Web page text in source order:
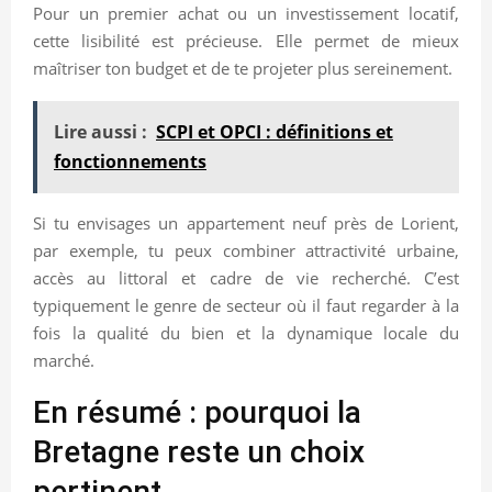
Pour un premier achat ou un investissement locatif,
cette lisibilité est précieuse. Elle permet de mieux
maîtriser ton budget et de te projeter plus sereinement.
Lire aussi : SCPI et OPCI : définitions et
fonctionnements
Si tu envisages un appartement neuf près de Lorient,
par exemple, tu peux combiner attractivité urbaine,
accès au littoral et cadre de vie recherché. C’est
typiquement le genre de secteur où il faut regarder à la
fois la qualité du bien et la dynamique locale du
marché.
En résumé : pourquoi la
Bretagne reste un choix